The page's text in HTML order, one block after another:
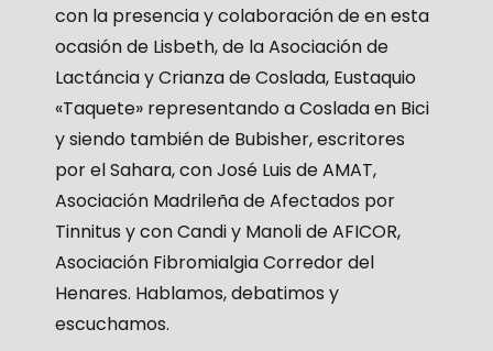
con la presencia y colaboración de en esta
ocasión de Lisbeth, de la Asociación de
Lactáncia y Crianza de Coslada, Eustaquio
«Taquete» representando a Coslada en Bici
y siendo también de Bubisher, escritores
por el Sahara, con José Luis de AMAT,
Asociación Madrileña de Afectados por
Tinnitus y con Candi y Manoli de AFICOR,
Asociación Fibromialgia Corredor del
Henares. Hablamos, debatimos y
escuchamos.